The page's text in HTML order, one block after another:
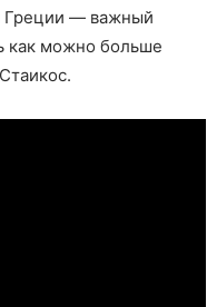
Греции — важный
как можно больше